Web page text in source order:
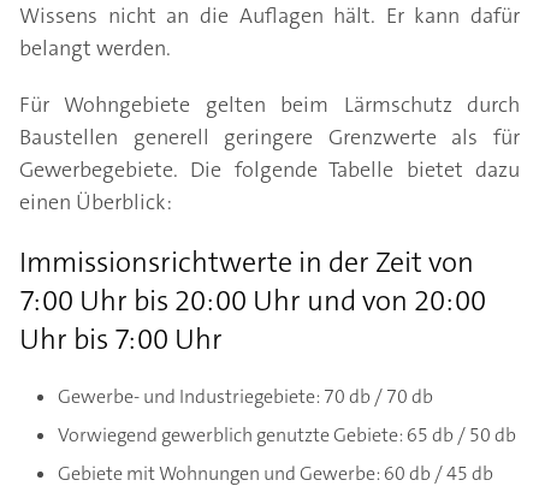
Wissens nicht an die Auflagen hält. Er kann dafür
belangt werden.
Für Wohngebiete gelten beim Lärmschutz durch
Baustellen generell geringere Grenzwerte als für
Gewerbegebiete. Die folgende Tabelle bietet dazu
einen Überblick:
Immissionsrichtwerte in der Zeit von
7:00 Uhr bis 20:00 Uhr und von 20:00
Uhr bis 7:00 Uhr
Gewerbe- und Industriegebiete: 70 db / 70 db
Vorwiegend gewerblich genutzte Gebiete: 65 db / 50 db
Gebiete mit Wohnungen und Gewerbe: 60 db / 45 db